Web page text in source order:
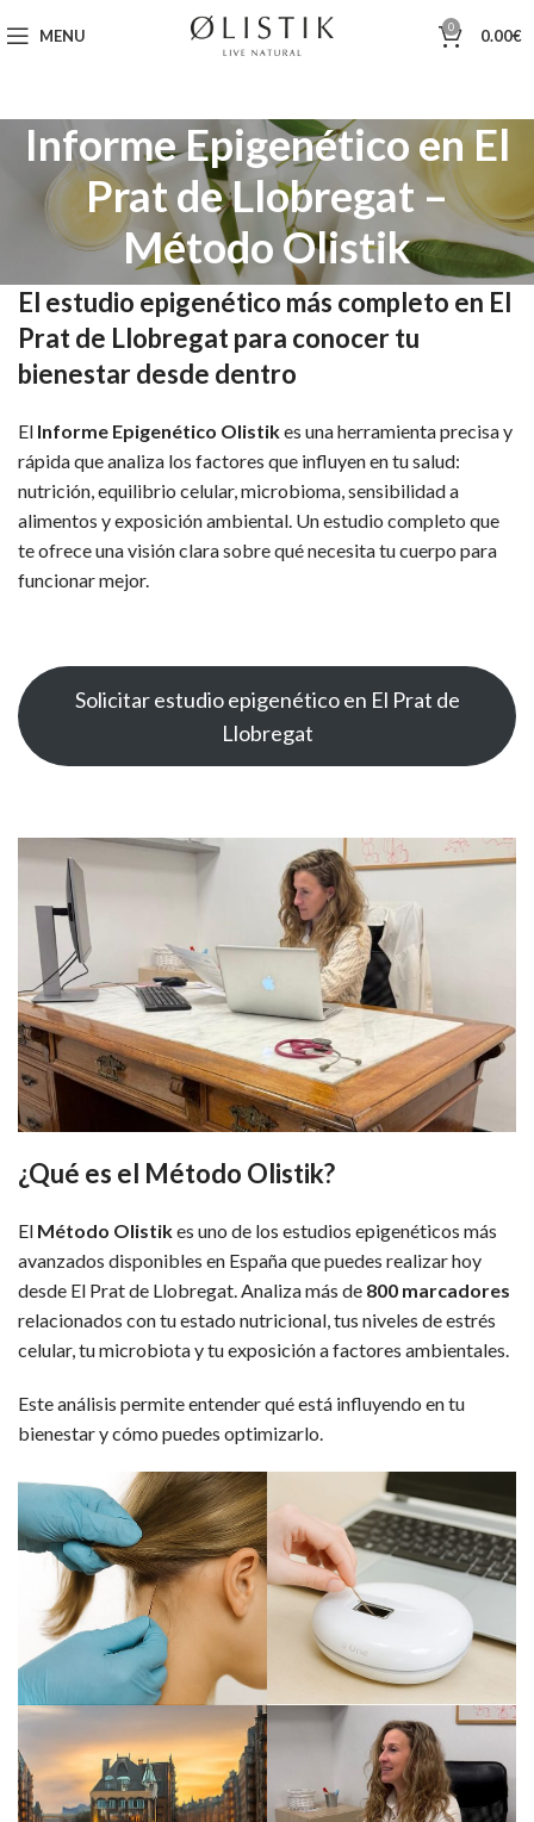
MENU 0 0.00€
Informe Epigenético en El
Prat de Llobregat –
Método Olistik
El estudio epigenético más completo en El
Prat de Llobregat para conocer tu
bienestar desde dentro
El Informe Epigenético Olistikes una herramienta precisa y
rápida que analiza los factores que influyen en tu salud:
nutrición, equilibrio celular, microbioma, sensibilidad a
alimentos y exposición ambiental. Un estudio completo que
te ofrece una visión clara sobre qué necesita tu cuerpo para
funcionar mejor.
Solicitar estudio epigenético en El Prat de
Llobregat
¿Qué es el Método Olistik?
El Método Olistikes uno de los estudios epigenéticos más
avanzados disponibles en España que puedes realizar hoy
desde El Prat de Llobregat. Analiza más de 800 marcadores
relacionados con tu estado nutricional, tus niveles de estrés
celular, tu microbiota y tu exposición a factores ambientales.
Este análisis permite entender qué está influyendo en tu
bienestar y cómo puedes optimizarlo.